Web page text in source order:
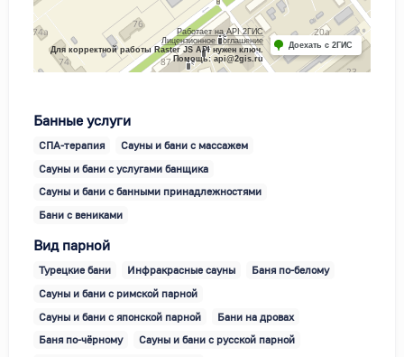
Работает на API 2ГИС
Лицензионное соглашение
Для корректной работы Raster JS API нужен ключ.
Помощь: api@2gis.ru
Доехать с 2ГИС
Банные услуги
СПА-терапия
Сауны и бани с массажем
Сауны и бани с услугами банщика
Сауны и бани с банными принадлежностями
Бани с вениками
Вид парной
Турецкие бани Инфракрасные сауны
Баня по-белому
Сауны и бани с римской парной
Сауны и бани с японской парной
Бани на дровах
Баня по-чёрному
Сауны и бани с русской парной